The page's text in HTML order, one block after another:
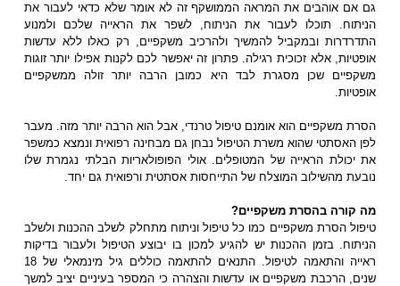
גם אם אוהבים את המראה הממושקף זה לא אומר שלא כדאי לעבור את
הניתוח. תוכלו לעבור את הניתוח, לשפר את הראייה שלכם ולמנוע
התדרדרות ובמקביל להמשיך ולהרכיב משקפיים, רק כאלו ללא עדשות
אופטיות, אלא זכוכית רגילה. פתרון זה יאפשר לכם לקנות אפילו יותר זוגות
משקפיים שכן מסגרת לבד היא כמובן הרבה יותר זולה ממשקפיים
אופטיות.
הסרת משקפיים הוא אומנם טיפול טרנדי, אבל הוא הרבה יותר מזה. מעבר
לפן האסתטי שהוא משרת הטיפול נבחן גם מבחינה רפואית ונמצא כמשפר
את יכולת הראייה של המטופלים. אולי הפופולאריות הבלתי נגמרת שלו
נובעת מהשילוב המוצלח של התייחסות אסתטית ורפואית גם יחד.
מה קורה בהסרת משקפיים?
טיפול הסרת משקפיים כמו כל טיפול וניתוח מתחלק לשלב ההכנות ולשלב
הניתוח. בזמן ההכנות יש להגיע למכון בו יבוצע הטיפול ולעבור בדיקות
ראייה והתאמה לטיפול. התנאים להתאמה כוללים גיל מינמאלי של 18
שנים, הרכבת משקפיים או עדשות והצהרה כי המספר בעיניים יציב למשך